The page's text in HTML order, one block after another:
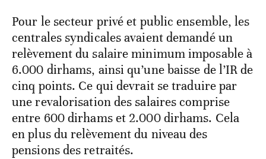
Pour le secteur privé et public ensemble, les
centrales syndicales avaient demandé un
relèvement du salaire minimum imposable à
6.000 dirhams, ainsi qu’une baisse de l’IR de
cinq points. Ce qui devrait se traduire par
une revalorisation des salaires comprise
entre 600 dirhams et 2.000 dirhams. Cela
en plus du relèvement du niveau des
pensions des retraités.